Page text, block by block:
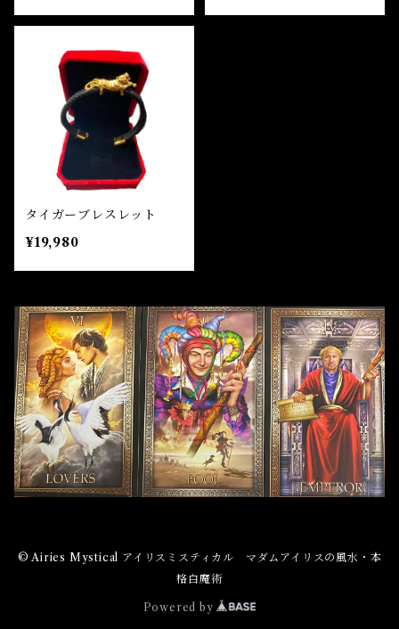
タイガーブレスレット
¥19,980
© Airies Mystical アイリスミスティカル マダムアイリスの風水・本
格白魔術
Powered by